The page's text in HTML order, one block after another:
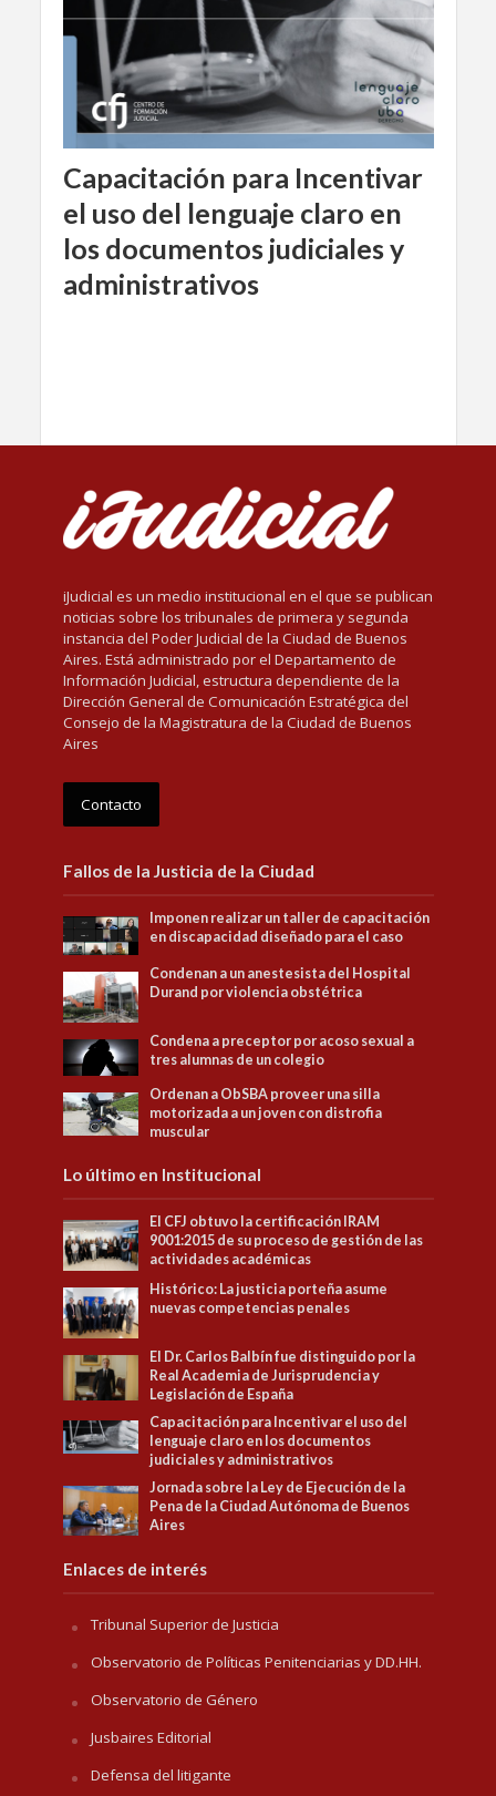
Capacitación para Incentivar
el uso del lenguaje claro en
los documentos judiciales y
administrativos
iJudicial es un medio institucional en el que se publican
noticias sobre los tribunales de primera y segunda
instancia del Poder Judicial de la Ciudad de Buenos
Aires. Está administrado por el Departamento de
Información Judicial, estructura dependiente de la
Dirección General de Comunicación Estratégica del
Consejo de la Magistratura de la Ciudad de Buenos
Aires
Contacto
Fallos de la Justicia de la Ciudad
Imponen realizar un taller de capacitación
en discapacidad diseñado para el caso
Condenan a un anestesista del Hospital
Durand por violencia obstétrica
Condena a preceptor por acoso sexual a
tres alumnas de un colegio
Ordenan a ObSBA proveer una silla
motorizada a un joven con distrofia
muscular
Lo último en Institucional
El CFJ obtuvo la certificación IRAM
9001:2015 de su proceso de gestión de las
actividades académicas
Histórico: La justicia porteña asume
nuevas competencias penales
El Dr. Carlos Balbín fue distinguido por la
Real Academia de Jurisprudencia y
Legislación de España
Capacitación para Incentivar el uso del
lenguaje claro en los documentos
judiciales y administrativos
Jornada sobre la Ley de Ejecución de la
Pena de la Ciudad Autónoma de Buenos
Aires
Enlaces de interés
Tribunal Superior de Justicia
Observatorio de Políticas Penitenciarias y DD.HH.
Observatorio de Género
Jusbaires Editorial
Defensa del litigante